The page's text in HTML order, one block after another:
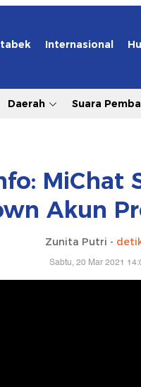
Internasional
Daerah Suara
MiChat
Akun
Zunita Putri -
Sabtu, 20 Mar 2021